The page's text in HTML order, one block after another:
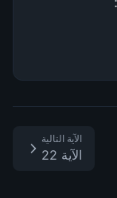
الآية التالية
الآية 22